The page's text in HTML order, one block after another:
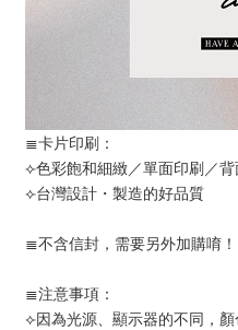
≣卡片印刷：
⟣色彩飽和細緻／單面印刷／背
⟣台灣設計・製造的好品質
≣不含信封，需要另外加購唷！
≣注意事項：
⟣因為光源、顯示器的不同，